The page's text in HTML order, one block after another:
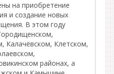
на приобретение
и создание новых
В этом году
Калачёвском, Клетском,
районах, а